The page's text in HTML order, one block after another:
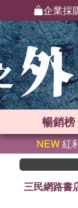
企業採
暢銷榜
NEW紅
三民網路書